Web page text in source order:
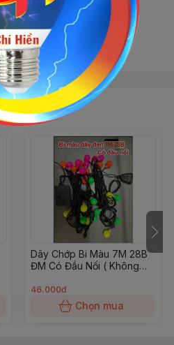
khác
Dây Chớp Bi Màu 7M 28B
ĐM Có Đầu Nối ( Không
46.000đ
Chọn mua